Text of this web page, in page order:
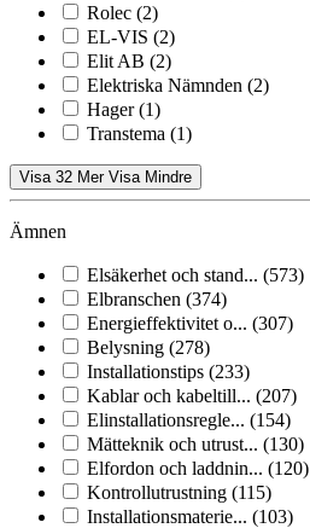
Rolec (2)
EL-VIS (2)
Elit AB (2)
Elektriska Nämnden (2)
Hager (1)
Transtema (1)
Visa 32 Mer Visa Mindre
Ämnen
Elsäkerhet och stand... (573)
Elbranschen (374)
Energieffektivitet o... (307)
Belysning (278)
Installationstips (233)
Kablar och kabeltill... (207)
Elinstallationsregle... (154)
Mätteknik och utrust... (130)
Elfordon och laddnin... (120)
Kontrollutrustning (115)
Installationsmaterie... (103)